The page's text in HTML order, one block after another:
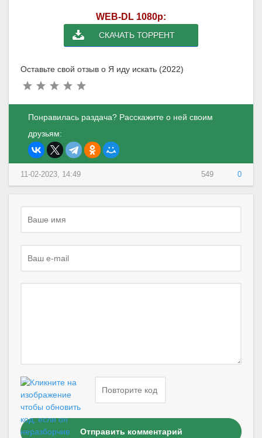
WEB-DL 1080p:
СКАЧАТЬ ТОРРЕНТ
Оставьте свой отзыв о Я иду искать (2022)
Понравилась раздача? Расскажите о ней своим
друзьям:
549 0
11-02-2023, 14:49
Отправить комментарий